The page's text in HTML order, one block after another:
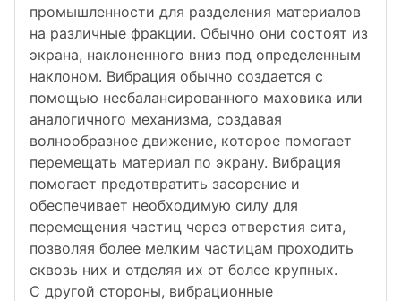
промышленности для разделения материалов
на различные фракции. Обычно они состоят из
экрана, наклоненного вниз под определенным
наклоном. Вибрация обычно создается с
помощью несбалансированного маховика или
аналогичного механизма, создавая
волнообразное движение, которое помогает
перемещать материал по экрану. Вибрация
помогает предотвратить засорение и
обеспечивает необходимую силу для
перемещения частиц через отверстия сита,
позволяя более мелким частицам проходить
сквозь них и отделяя их от более крупных.
С другой стороны, вибрационные